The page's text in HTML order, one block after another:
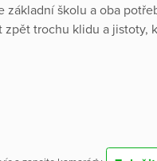
školu a oba
trochu klidu a jistoty,